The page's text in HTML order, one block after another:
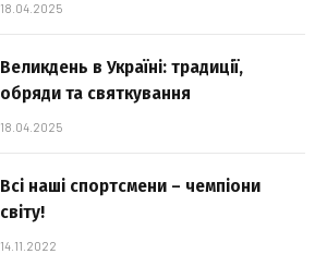
18.04.2025
Великдень в Україні: традиції,
обряди та святкування
18.04.2025
Всі наші спортсмени – чемпіони
світу!
14.11.2022